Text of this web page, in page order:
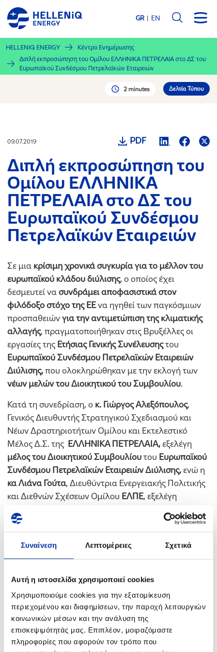
Συναίνεση Λεπτομέρειες Σχετικά
Αυτή η ιστοσελίδα χρησιμοποιεί cookies
Χρησιμοποιούμε cookies για την εξατομίκευση
περιεχομένου και διαφημίσεων, την παροχή λειτουργιών
κοινωνικών μέσων και την ανάλυση της
επισκεψιμότητάς μας. Επιπλέον, μοιραζόμαστε
πληροφορίες που αφορούν τον τρόπο που
Παράκαμψη
προς
κυρίως
περιεχόμενο
GR EN
HELLENiQ ENERGY
Κέντρο Ενημέρωσης
Διπλή εκπροσώπηση του Ομίλου ΕΛΛΗΝΙΚΑ ΠΕΤΡΕΛΑΙΑ στο ΔΣ του
Ευρωπαϊκού Συνδέσμου Πετρελαϊκών Εταιρειών
2 minutes Δελτία Τύπου
09.07.2019 PDF
Διπλή εκπροσώπηση του
Ομίλου ΕΛΛΗΝΙΚΑ
ΠΕΤΡΕΛΑΙΑ στο ΔΣ του
Ευρωπαϊκού Συνδέσμου
Πετρελαϊκών Εταιρειών
Σε μια κρίσιμη χρονικά συγκυρία για το μέλλον του
ευρωπαϊκού κλάδου διύλισης, ο οποίος έχει
δεσμευτεί νασυνδράμει αποφασιστικά στον
φιλόδοξο στόχο της ΕΕνα ηγηθεί των παγκόσμιων
προσπαθειώνγια την αντιμετώπιση της κλιματικής
αλλαγής, πραγματοποιήθηκαν στις Βρυξέλλες οι
εργασίες της Ετήσιας Γενικής Συνέλευσηςτου
Ευρωπαϊκού Συνδέσμου Πετρελαϊκών Εταιρειών
Διύλισης,που ολοκληρώθηκαν με την εκλογή των
νέων μελών του Διοικητικού του Συμβουλίου.
Κατά τη συνεδρίαση, ο κ. Γιώργος Αλεξόπουλος,
Γενικός Διευθυντής Στρατηγικού Σχεδιασμού και
Νέων Δραστηριοτήτων Ομίλου και Εκτελεστικό
Μέλος Δ.Σ. της ΕΛΛΗΝΙΚΑ ΠΕΤΡΕΛΑΙΑ,εξελέγη
μέλος του Διοικητικού Συμβουλίουτου Ευρωπαϊκού
Συνδέσμου Πετρελαϊκών Εταιρειών Διύλισης,ενώ η
κα Λιάνα Γούτα, Διευθύντρια Ενεργειακής Πολιτικής
και Διεθνών Σχέσεων Ομίλου ΕΛΠΕ, εξελέγη
Συμβουλίου.
Ο ΌμιλοςΕΛΛΗΝΙΚΑ ΠΕΤΡΕΛΑΙΑ
είναι μέλος του
Ευρωπαϊκού Συνδέσμου των Πετρελαϊκών
με ουσιαστική δράση και παρουσία και με έναν
σημαντικό αριθμό στελεχών να συμμετέχουν σε
Διοικητικές Ομάδες και Επιτροπές του Συνδέσμου.
«Η παρουσία και η ενεργός συμμετοχή του Ομίλου
στο επίκεντρο των ευρωπαϊκών εξελίξεων στις